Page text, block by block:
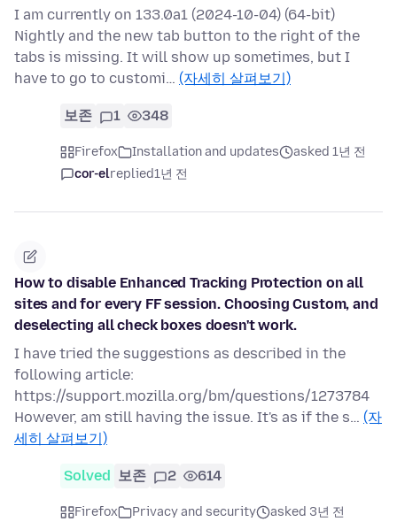
I am currently on 133.0a1 (2024-10-04) (64-bit)
Nightly and the new tab button to the right of the
tabs is missing. It will show up sometimes, but I
have to go to customi… (자세히 살펴보기)
보존 1 348
Firefox Installation and updates
asked 1년 전
cor-elreplied1년 전
How to disable Enhanced Tracking Protection on all
sites and for every FF session. Choosing Custom, and
deselecting all check boxes doesn't work.
I have tried the suggestions as described in the
following article:
https://support.mozilla.org/bm/questions/1273784
However, am still having the issue. It's as if the s… (자
세히 살펴보기)
Solved 보존 2 614
Firefox Privacy and security
asked 3년 전